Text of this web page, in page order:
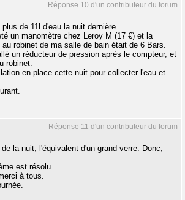
Réponse 10 d'un contributeur du forum
plus de 11l d'eau la nuit dernière.
un manomètre chez Leroy M (17 €) et la
au robinet de ma salle de bain était de 6 Bars.
un réducteur de pression après le compteur, et
robinet.
en place cette nuit pour collecter l'eau et
Réponse 11 d'un contributeur du forum
de la nuit, l'équivalent d'un grand verre. Donc,
est résolu.
à tous.